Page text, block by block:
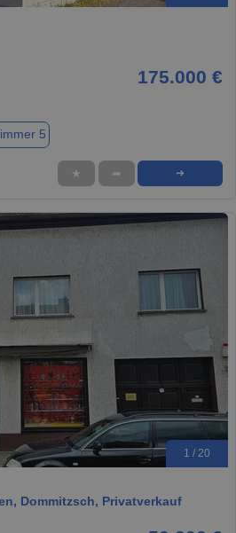
175.000 €
5
★ ➦ ➜
1 / 20
Dommitzsch, Privatverkauf